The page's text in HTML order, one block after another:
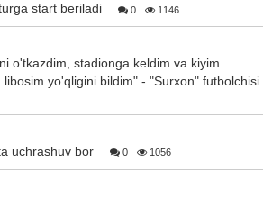
start beriladi 0 1146
o'tkazdim, stadionga keldim va kiyim
yo'qligini bildim" - "Surxon" futbolchisi
uchrashuv bor 0 1056